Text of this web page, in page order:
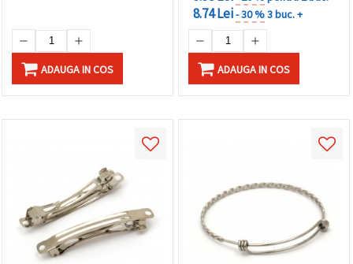
ADAUGA IN COS
8.74 Lei- 30 %3 buc. +
ADAUGA IN COS